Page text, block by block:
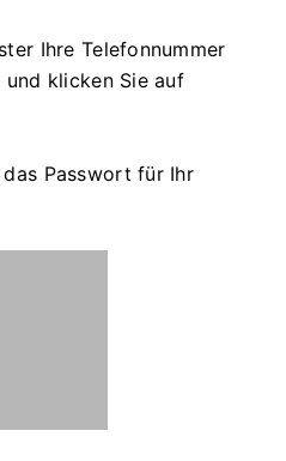
Ihre Telefonnummer
klicken Sie auf
das Passwort für Ihr